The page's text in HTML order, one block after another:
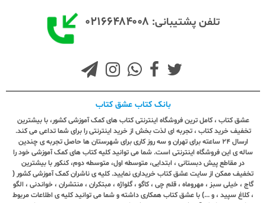
تلفن پشتیبانی: ۰۲۱۶۶۴۸۴۰۰۸
بانک کتاب عشق کتاب
عشق کتاب ، کامل ترین فروشگاه اینترنتی کتاب های کمک آموزشی کشور، با بیشترین
تخفیف خرید کتاب ، تجربه ای لذت بخش از خرید اینترنتی را برای شما تداعی می کند.
ارسال ٢٤ ساعته برای تهران و سه روز کاری برای شهرستان ها حاصل تجربه ی چندین
ساله ی این فروشگاه اینترنتی است. شما می توانید کلیه کتاب های کمک آموزشی خود را
در مقاطع پیش دبستانی ، ابتدایی، متوسطه اول، متوسطه دوم، کنکور با بیشترین
تخفیف ممکن از سایت عشق کتاب خریداری نمایید. کلیه ی ناشران کمک آموزشی کشور (
گاج ، خیلی سبز ، مهروماه ، قلم چی ، کاگو ، گلواژه ، مبتکران ، منتشران ، خواندنی ، الگو
، کلاغ سپید ، و ...) با عشق کتاب همکاری داشته و شما می توانید کلیه ی اطلاعات مربوط